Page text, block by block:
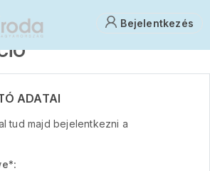
Bejelentkezés
ADATAI
tud majd bejelentkezni a